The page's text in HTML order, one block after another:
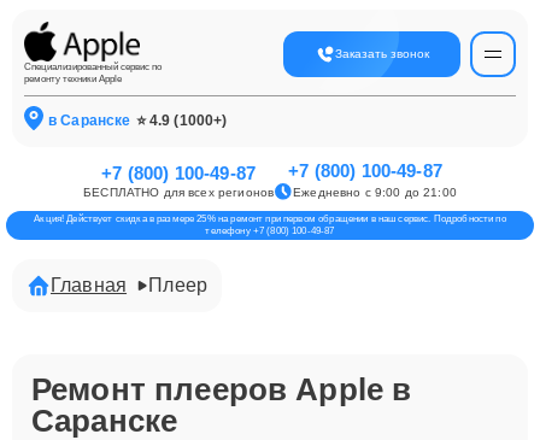
Специализированный сервис по
ремонту техники Apple
Заказать звонок
в Саранске ⭐ 4.9 (1000+)
+7 (800) 100-49-87
БЕСПЛАТНО для всех регионов
+7 (800) 100-49-87
Ежедневно с 9:00 до 21:00
Акция! Действует скидка в размере 25% на ремонт при первом обращении в наш сервис. Подробности по
телефону +7 (800) 100-49-87
Главная Плеер
Ремонт плееров Apple в
Саранске